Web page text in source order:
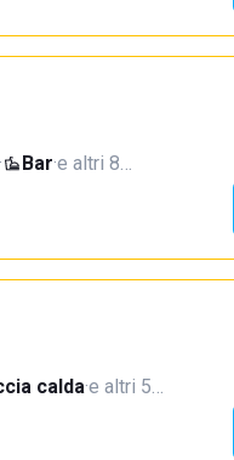
· Bar·e altri 8…
calda·e altri 5…